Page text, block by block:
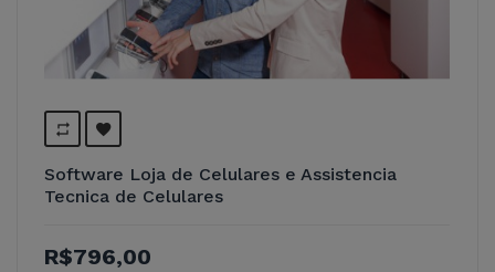
Software Loja de Celulares e Assistencia
Tecnica de Celulares
R$796,00